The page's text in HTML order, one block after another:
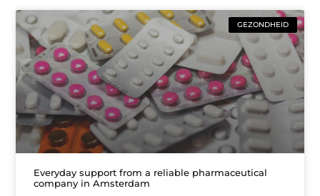
GEZONDHEID
Everyday support from a reliable pharmaceutical
company in Amsterdam